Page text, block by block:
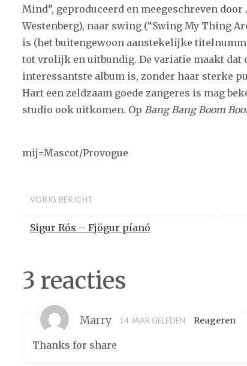
Mind”, geproduceerd en meegeschreven door
Westenberg), naar swing (“Swing My Thing
is (het buitengewoon aanstekelijke
tot vrolijk en uitbundig. De variatie maakt
interessantste album is, zonder haar sterke
Hart een zeldzaam goede zangeres is mag
studio ook uitkomen. Op Bang Bang Boom
mij=Mascot/Provogue
VORIG BERICHT
Sigur Rós – Fjögur píanó
3 reacties
Marry 14 JAAR GELEDEN Reageren
Thanks for share